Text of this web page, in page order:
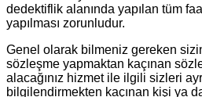
dedektiflik alanında yapılan tüm
yapılması zorunludur.
Genel olarak bilmeniz gereken
sözleşme yapmaktan kaçınan
alacağınız hizmet ile ilgili sizleri
bilgilendirmekten kaçınan kişi ya